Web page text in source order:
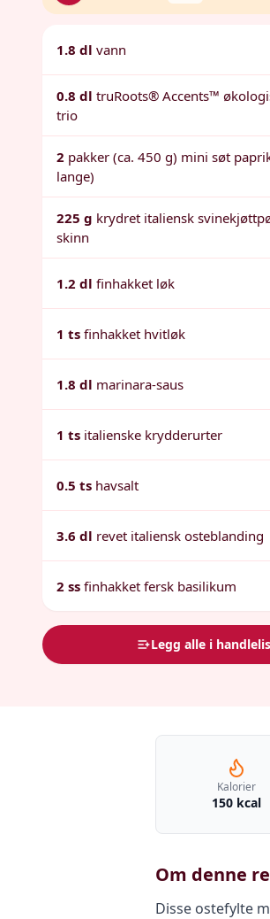
1.8 dl vann
0.8 dl truRoots® Accents™
trio
2 pakker (ca. 450 g) mini søt
lange)
225 g krydret italiensk
skinn
1.2 dl finhakket løk
1 ts finhakket hvitløk
1.8 dl marinara-saus
1 ts italienske krydderurter
0.5 ts havsalt
3.6 dl revet italiensk osteblanding
2 ss finhakket fersk basilikum
Legg alle i
Kalorier
150 kcal
Om denne
Disse ostefylte